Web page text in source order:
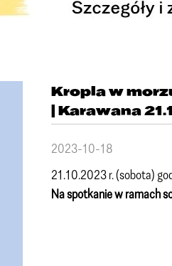
Kropla w
| Karawana
2023-10-18
21.10.2023 r. (sobota)
Na spotkanie w ramach